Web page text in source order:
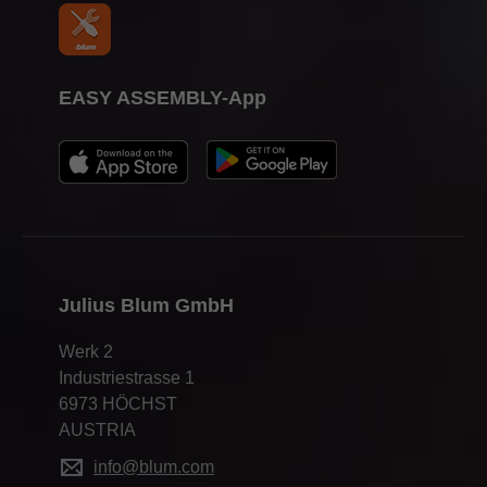
Julius Blum GmbH
Werk 2
Industriestrasse 1
6973 HÖCHST
AUSTRIA
info@blum.com
EASY ASSEMBLY-App